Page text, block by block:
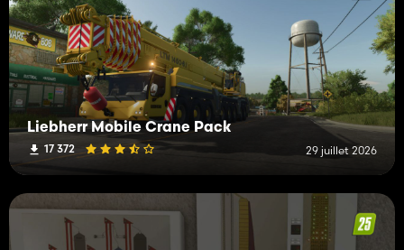
Liebherr Mobile Crane Pack
17 372 29 juillet 2026